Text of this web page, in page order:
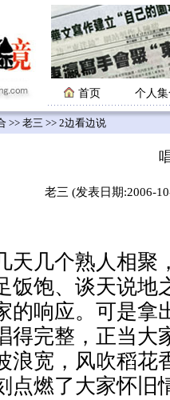
首页 个人
>> 老三 >> 2边看边说
老三 (发表日期:2006-
天几个熟人相聚
饭饱、谈天说地
的响应。可是拿
得完整，正当大
浪宽，风吹稻花
点燃了大家怀旧